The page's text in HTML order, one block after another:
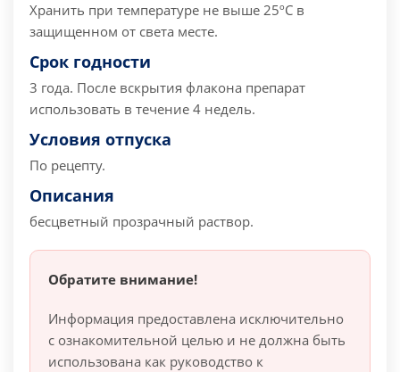
Хранить при температуре не выше 25ºC в
защищенном от света месте.
Срок годности
3 года. После вскрытия флакона препарат
использовать в течение 4 недель.
Условия отпуска
По рецепту.
Описания
бесцветный прозрачный раствор.
Обратите внимание!
Информация предоставлена исключительно
с ознакомительной целью и не должна быть
использована как руководство к